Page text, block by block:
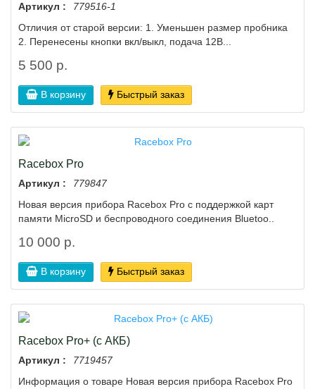
Артикул :
779516-1
Отличия от старой версии: 1. Уменьшен размер пробника
2. Перенесены кнопки вкл/выкл, подача 12В...
5 500 р.
В корзину Быстрый заказ
Racebox Pro
Артикул :
779847
Новая версия прибора Racebox Pro с поддержкой карт
памяти MicroSD и беспроводного соединения Bluetoo..
10 000 р.
В корзину Быстрый заказ
Racebox Pro+ (с АКБ)
Артикул :
7719457
Информация о товаре Новая версия прибора Racebox Pro